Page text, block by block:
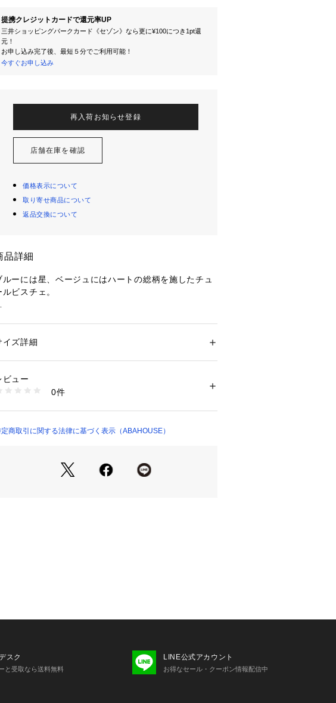
提携クレジットカードで還元率UP
三井ショッピングパークカード《セゾン》なら更に¥100につき1pt還
元！
お申し込み完了後、最短５分でご利用可能！
今すぐお申し込み
再入荷お知らせ登録
店舗在庫を確認
価格表示について
取り寄せ商品について
返品交換について
品詳細
ルーには星、ベージュにはハートの総柄を施したチュ
ルビスチェ。
レンド感満載のアイテムです。
リルになったチュールを
んだんにつかっている
しゃれ見えを叶えてくれます。
わせるアイテムよって、
ールシーズン着まわせます。
品画像は、光の当たり具合やパソコンなどの閲覧環
めご了承ください。
像の商品はサンプルです。
性別：レディース
洗濯：手洗い可
※詳しい洗濯方法については、商品の品質表示タグをご覧くださ
商品番号：1096700003176 （モール）
イズ詳細
ビュー
0件
商取引に関する法律に基づく表示（ABAHOUSE）
スク
と受取なら送料無料
LINE公式アカウント
お得なセール・クーポン情報配信中